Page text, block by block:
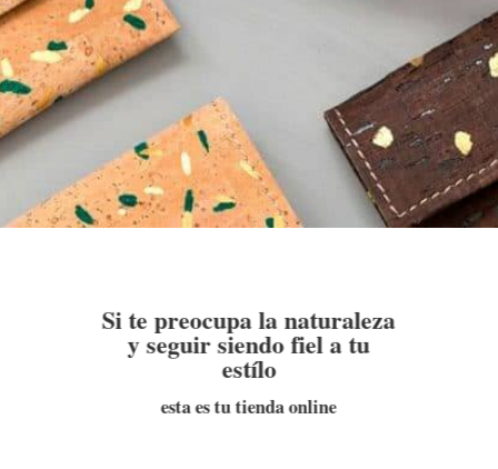
Si te preocupa la naturaleza
y seguir siendo fiel a tu
estílo
esta es tu tienda online